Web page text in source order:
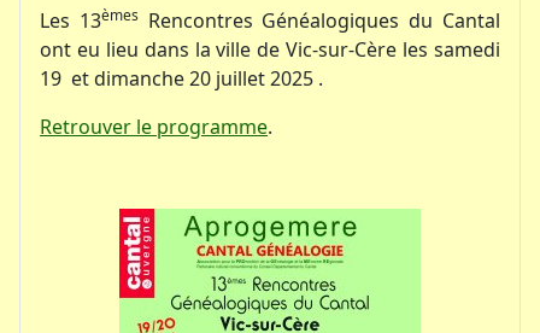
Les 13èmes Rencontres Généalogiques du Cantal
ont eu lieu dans la ville de Vic-sur-Cère les samedi
19 et dimanche 20 juillet 2025 .
Retrouver le programme.